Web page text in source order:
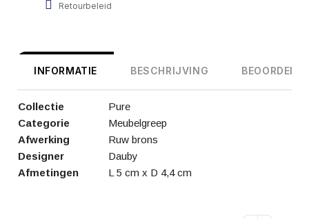
Retourbeleid
INFORMATIE BESCHRIJVING
Collectie
Pure
Categorie
Meubelgreep
Afwerking
Ruw brons
Designer
Dauby
Afmetingen
L 5 cm x D 4,4 cm